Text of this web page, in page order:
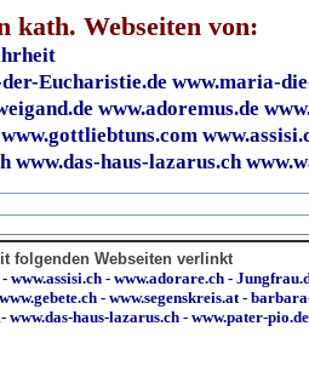
kath. Webseiten von:
Eucharistie.de www.maria-
www.adoremus.de
www.gottliebtuns.com
www.das-haus-lazarus.ch
folgenden Webseiten verlinkt
- www.assisi.ch - www.adorare.ch -
www.gebete.ch - www.segenskreis.at-
- www.das-haus-lazarus.ch - www.pater-pio.de